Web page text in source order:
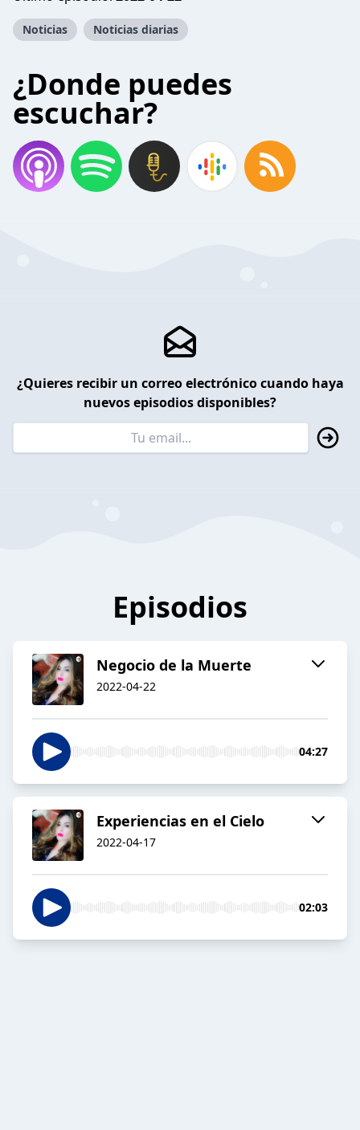
Noticias Noticias diarias
¿Donde puedes
escuchar?
¿Quieres recibir un correo electrónico cuando haya
nuevos episodios disponibles?
Episodios
Negocio de la Muerte
2022-04-22
04:27
Experiencias en el Cielo
2022-04-17
02:03